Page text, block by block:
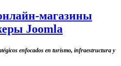
магазины
Joomla
enfocados en turismo, infraestructura y